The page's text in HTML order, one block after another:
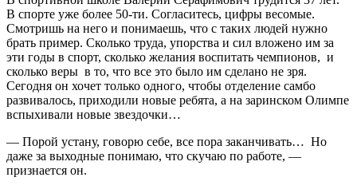
В спорте уже более 50-ти. Согласитесь, цифры весомые.
Смотришь на него и понимаешь, что с таких людей нужно
брать пример. Сколько труда, упорства и сил вложено им за
эти годы в спорт, сколько желания воспитать чемпионов, и
сколько веры в то, что все это было им сделано не зря.
Сегодня он хочет только одного, чтобы отделение самбо
развивалось, приходили новые ребята, а на заринском Олимпе
вспыхивали новые звездочки…
— Порой устану, говорю себе, все пора заканчивать… Но
даже за выходные понимаю, что скучаю по работе, —
признается он.